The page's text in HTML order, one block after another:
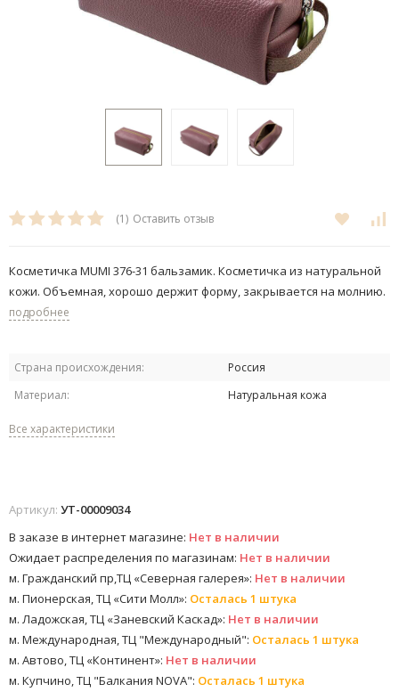
(1) Оставить отзыв
Косметичка MUMI 376-31 бальзамик. Косметичка из натуральной
кожи. Объемная, хорошо держит форму, закрывается на молнию.
подробнее
Страна происхождения:
Россия
Материал:
Натуральная кожа
Все характеристики
Артикул: УТ-00009034
В заказе в интернет магазине: Нет в наличии
Ожидает распределения по магазинам: Нет в наличии
м. Гражданский пр,ТЦ «Северная галерея»: Нет в наличии
м. Пионерская, ТЦ «Сити Молл»: Осталась 1 штука
м. Ладожская, ТЦ «Заневский Каскад»: Нет в наличии
м. Международная, ТЦ "Международный": Осталась 1 штука
м. Автово, ТЦ «Континент»: Нет в наличии
м. Купчино, ТЦ "Балкания NOVA": Осталась 1 штука